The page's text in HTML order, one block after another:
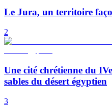
Le Jura, un territoire
2
Une cité chrétienne du
sables du désert égyptien
3